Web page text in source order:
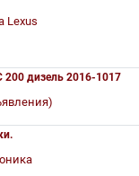
Lexus
200 дизель 2016-1017